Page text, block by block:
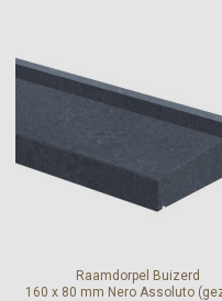
Raamdorpel Buizerd
160 x 80 mm Nero Assoluto